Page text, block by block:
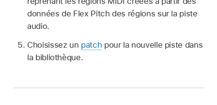
données de Flex Pitch des régions sur la piste
audio.
Choisissez un patch pour la nouvelle piste dans
la bibliothèque.